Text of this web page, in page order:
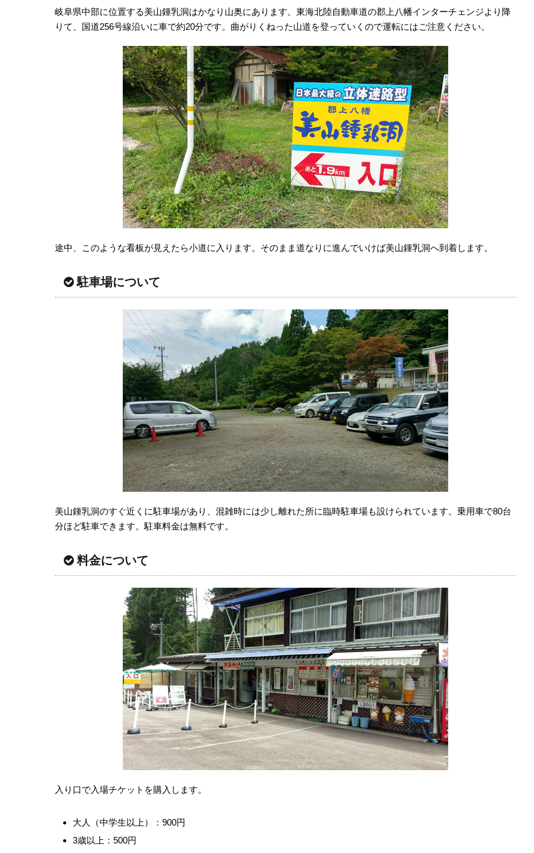
岐阜県中部に位置する美山鍾乳洞はかなり山奥にあります。東海北陸自動車道の郡上八幡インターチェンジより降
りて、国道256号線沿いに車で約20分です。曲がりくねった山道を登っていくので運転にはご注意ください。
途中、このような看板が見えたら小道に入ります。そのまま道なりに進んでいけば美山鍾乳洞へ到着します。
駐車場について
美山鍾乳洞のすぐ近くに駐車場があり、混雑時には少し離れた所に臨時駐車場も設けられています。乗用車で80台
分ほど駐車できます。駐車料金は無料です。
料金について
入り口で入場チケットを購入します。
大人（中学生以上）：900円
3歳以上：500円